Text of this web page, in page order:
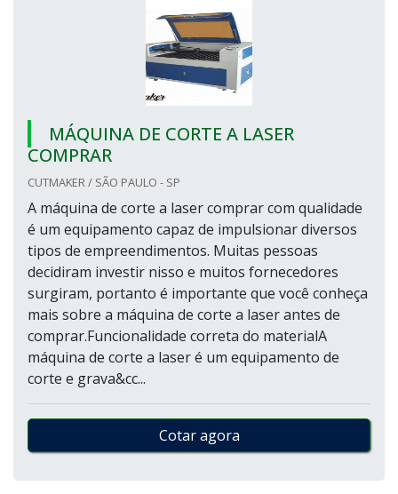
MÁQUINA DE CORTE A LASER
COMPRAR
CUTMAKER / SÃO PAULO - SP
A máquina de corte a laser comprar com qualidade
é um equipamento capaz de impulsionar diversos
tipos de empreendimentos. Muitas pessoas
decidiram investir nisso e muitos fornecedores
surgiram, portanto é importante que você conheça
mais sobre a máquina de corte a laser antes de
comprar.Funcionalidade correta do materialA
máquina de corte a laser é um equipamento de
corte e grava&cc...
Cotar agora